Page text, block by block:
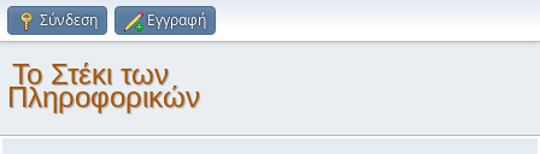
Σύνδεση Εγγραφή
Το Στέκι των
Πληροφορικών